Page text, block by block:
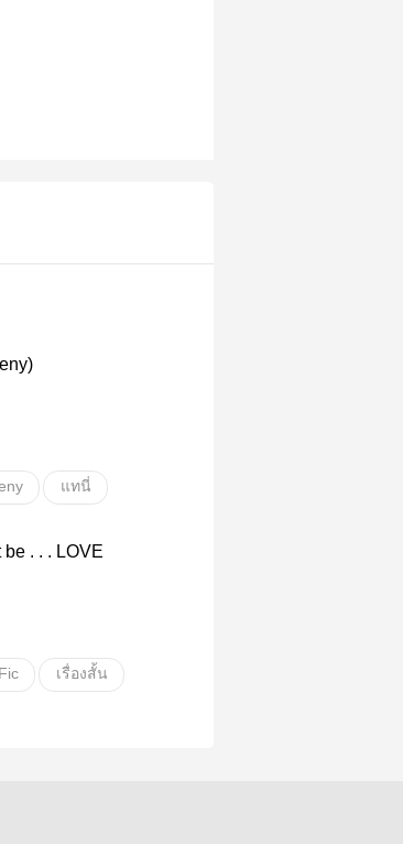
แทนี่
. . . LOVE
เรื่องสั้น